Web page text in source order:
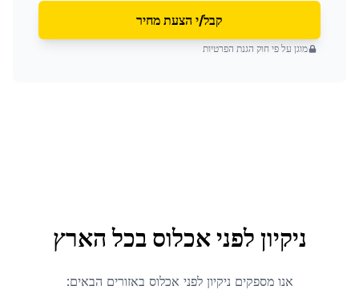
קבל/י הצעת מחיר
מוגן על פי חוק הגנת הפרטיות
ניקיון לפני אכלוס בכל הארץ
אנו מספקים ניקיון לפני אכלוס באזורים הבאים: